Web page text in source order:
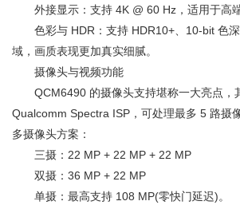
外接显示：支持 4K @ 60 Hz，适用于高端
色彩与 HDR：支持 HDR10+、10-bit 色深
域，画质表现更加真实细腻。
摄像头与视频功能
QCM6490 的摄像头支持堪称一大亮点，
Qualcomm Spectra ISP，可处理最多 5 路摄
多摄像头方案：
三摄：22 MP + 22 MP + 22 MP
双摄：36 MP + 22 MP
单摄：最高支持 108 MP(零快门延迟)。